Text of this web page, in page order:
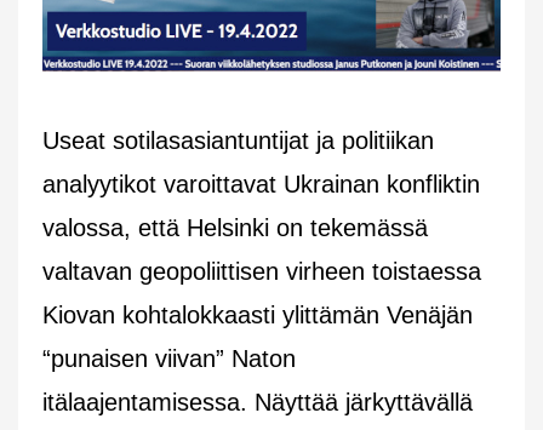
Useat sotilasasiantuntijat ja politiikan
analyytikot varoittavat Ukrainan konfliktin
valossa, että Helsinki on tekemässä
valtavan geopoliittisen virheen toistaessa
Kiovan kohtalokkaasti ylittämän Venäjän
“punaisen viivan” Naton
itälaajentamisessa. Näyttää järkyttävällä